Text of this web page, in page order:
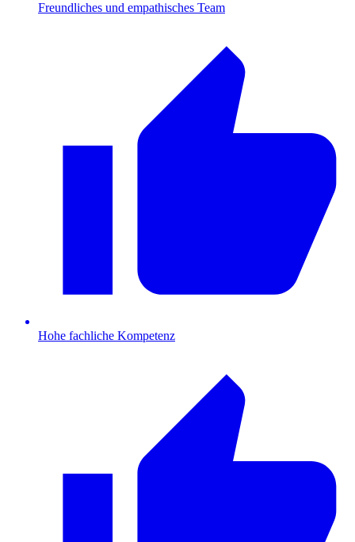
Freundliches und empathisches Team
Hohe fachliche Kompetenz